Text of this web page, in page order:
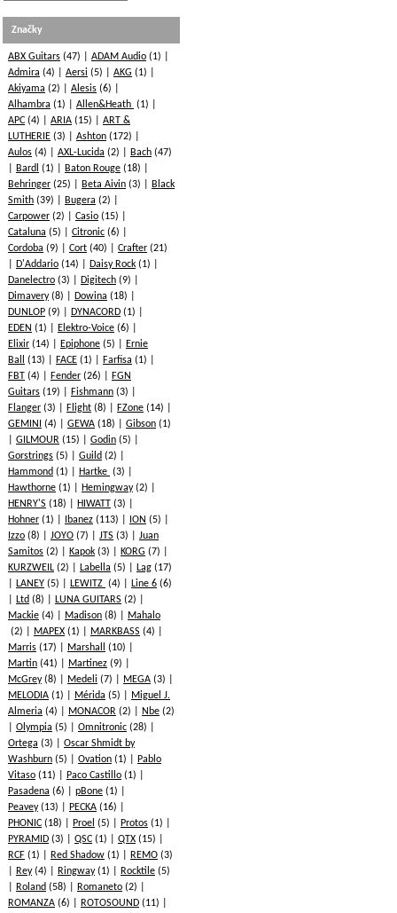
Značky
ABX Guitars (47) ADAM Audio (1)
Admira (4) Aersi (5) AKG (1)
Akiyama (2) Alesis (6)
Alhambra (1) Allen&Heath (1)
APC (4) ARIA (15)
ART &
LUTHERIE (3) Ashton (172)
Aulos (4) AXL-Lucida (2) Bach (47)
Bardl (1) Baton Rouge (18)
Behringer (25) Beta Aivin (3)
Black
Smith (39) Bugera (2)
Carpower (2) Casio (15)
Cataluna (5) Citronic (6)
Cordoba (9) Cort (40) Crafter (21)
D'Addario (14) Daisy Rock (1)
Danelectro (3) Digitech (9)
Dimavery(8) Dowina (18)
DUNLOP (9) DYNACORD (1)
EDEN (1) Elektro-Voice (6)
Elixir (14) Epiphone (5)
Ernie
Ball
(13) FACE (1) Farfisa (1)
FBT (4) Fender (26)
FGN
Guitars (19) Fishmann (3)
Flanger (3) Flight (8) FZone (14)
GEMINI
(4) GEWA (18) Gibson (1)
GILMOUR (15) Godin (5)
Gorstrings (5) Guild (2)
Hammond (1) Hartke (3)
Hawthorne (1) Hemingway(2)
HENRY'S (18) HIWATT (3)
Hohner (1) Ibanez (113) ION (5)
Izzo (8) JOYO (7) JTS (3)
Juan
Samitos (2) Kapok (3) KORG (7)
KURZWEIL (2) Labella (5) Lag (17)
LANEY (5) LEWITZ (4) Line 6 (6)
Ltd (8) LUNA GUITARS (2)
Mackie (4) Madison (8)
Mahalo
(2)
MAPEX (1) MARKBASS (4)
Marris (17) Marshall
(10)
Martin (41) Martinez (9)
McGrey(8) Medeli (7) MEGA (3)
MELODIA (1) Mérida (5)
Miguel J.
Almeria (4) MONACOR (2) Nbe (2)
Olympia (5) Omnitronic (28)
Ortega (3)
Oscar Shmidt by
Washburn (5) Ovation (1)
Pablo
Vitaso (11) Paco Castillo (1)
Pasadena (6) pBone (1)
Peavey(13) PECKA (16)
PHONIC (18) Proel (5) Protos (1)
PYRAMID (3) QSC (1) QTX (15)
RCF (1) Red Shadow (1) REMO (3)
Rey(4) Ringway(1) Rocktile (5)
Roland (58) Romaneto (2)
ROMANZA (6) ROTOSOUND (11)